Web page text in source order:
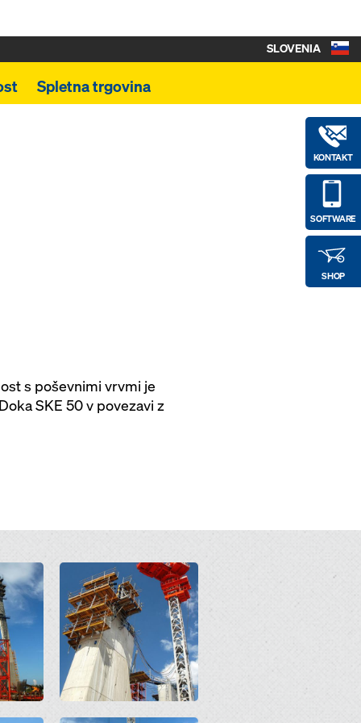
Spletna trgovina
KONTAKT
SOFTWARE
SHOP
SLOVENIA
s poševnimi vrvmi je
SKE 50 v povezavi z
Open